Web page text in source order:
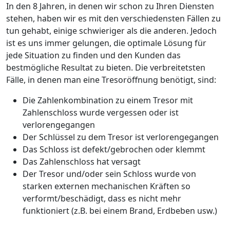
In den 8 Jahren, in denen wir schon zu Ihren Diensten
stehen, haben wir es mit den verschiedensten Fällen zu
tun gehabt, einige schwieriger als die anderen. Jedoch
ist es uns immer gelungen, die optimale Lösung für
jede Situation zu finden und den Kunden das
bestmögliche Resultat zu bieten. Die verbreitetsten
Fälle, in denen man eine Tresoröffnung benötigt, sind:
Die Zahlenkombination zu einem Tresor mit
Zahlenschloss wurde vergessen oder ist
verlorengegangen
Der Schlüssel zu dem Tresor ist verlorengegangen
Das Schloss ist defekt/gebrochen oder klemmt
Das Zahlenschloss hat versagt
Der Tresor und/oder sein Schloss wurde von
starken externen mechanischen Kräften so
verformt/beschädigt, dass es nicht mehr
funktioniert (z.B. bei einem Brand, Erdbeben usw.)